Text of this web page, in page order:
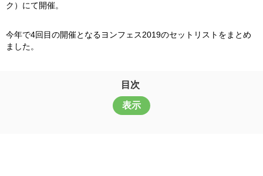
ク）にて開催。
今年で4回目の開催となるヨンフェス2019のセットリストをまとめ
ました。
目次
表示